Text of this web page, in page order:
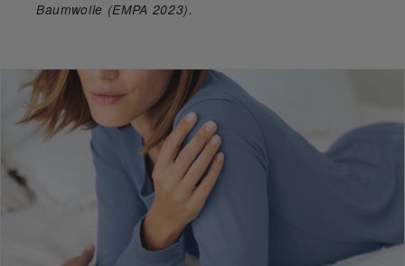
Baumwolle (EMPA 2023).